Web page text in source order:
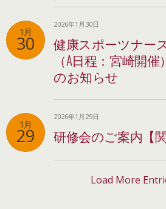
1月
30
2026年1月30日
健康スポーツナー
（A日程：宮崎開
のお知らせ
1月
29
2026年1月29日
研修会のご案内【
Load More